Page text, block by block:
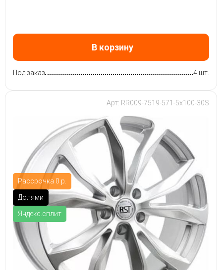
В корзину
Под заказ 4 шт.
Рассрочка 0 р.
Долями
Яндекс.сплит
Арт: RR009-7519-571-5x100-30S